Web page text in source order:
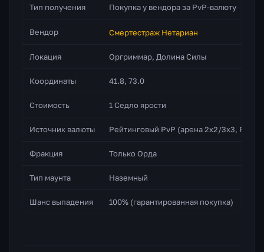
Тип получения Покупка у вендора за PvP-валюту
Вендор Смертестраж Нетариан
Локация Оргриммар, Долина Силы
Координаты 41.8, 73.0
Стоимость 1 Седло ярости
Источник валюты Рейтинговый PvP (арена 2х2/3х3, РПБ)
Фракция Только Орда
Тип маунта Наземный
Шанс выпадения 100% (гарантированная покупка)